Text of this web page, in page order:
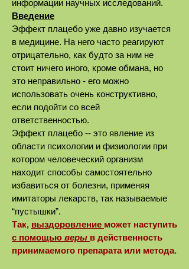
информации научных исследований.
Введение
Эффект плацебо уже давно изучается
в медицине. На него часто реагируют
отрицательно, как будто за ним не
стоит ничего иного, кроме обмана, но
это неправильно - его можно
использовать очень конструктивно,
если подойти со всей
ответственностью.
Эффект плацебо -- это явление из
области психологии и физиологии при
котором человеческий организм
находит способы самостоятельно
избавиться от болезни, применяя
имитаторы лекарств, так называемые
“пустышки”.
Так, выздоровление может наступить
с помощью веры в действенность
принимаемого препарата или метода.